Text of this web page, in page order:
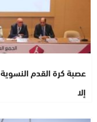
عصبة كرة القدم
إلا